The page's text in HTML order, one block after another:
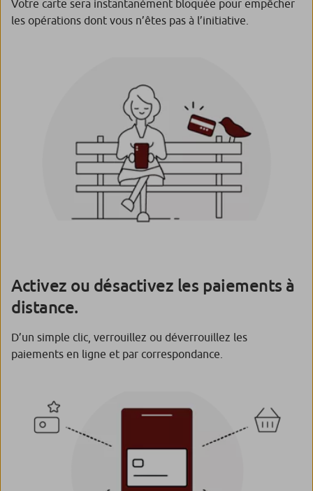
Votre carte sera instantanément bloquée pour empêcher
les opérations dont vous n’êtes pas à l’initiative.
Activez ou désactivez les paiements à
distance.
D’un simple clic, verrouillez ou déverrouillez les
paiements en ligne et par correspondance.